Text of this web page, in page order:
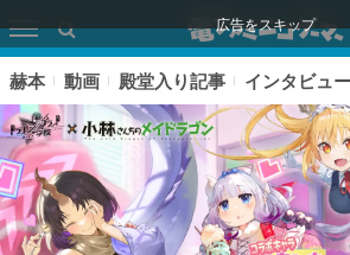
広告をスキップ
赫本 動画 殿堂入り記事 インタビュー